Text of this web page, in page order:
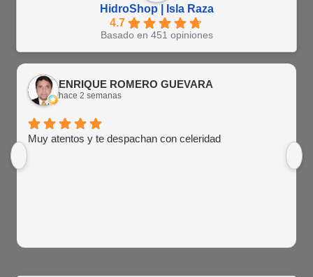
HidroShop | Isla Raza
4.7
Basado en 451 opiniones
ENRIQUE ROMERO GUEVARA
hace 2 semanas
Muy atentos y te despachan con celeridad